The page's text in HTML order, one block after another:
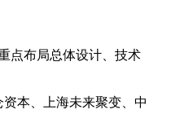
点布局总体设计、技术
本、上海未来聚变、中